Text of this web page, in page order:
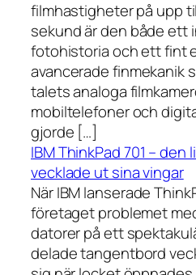
filmhastigheter på upp
sekund är den både ett
fotohistoria och ett fint
avancerade finmekanik
talets analoga
mobiltelefoner och
gjorde […]
IBM ThinkPad 701 – den
vecklade ut sina vingar
När IBM lanserade
företaget problemet
datorer på ett
delade tangentbord